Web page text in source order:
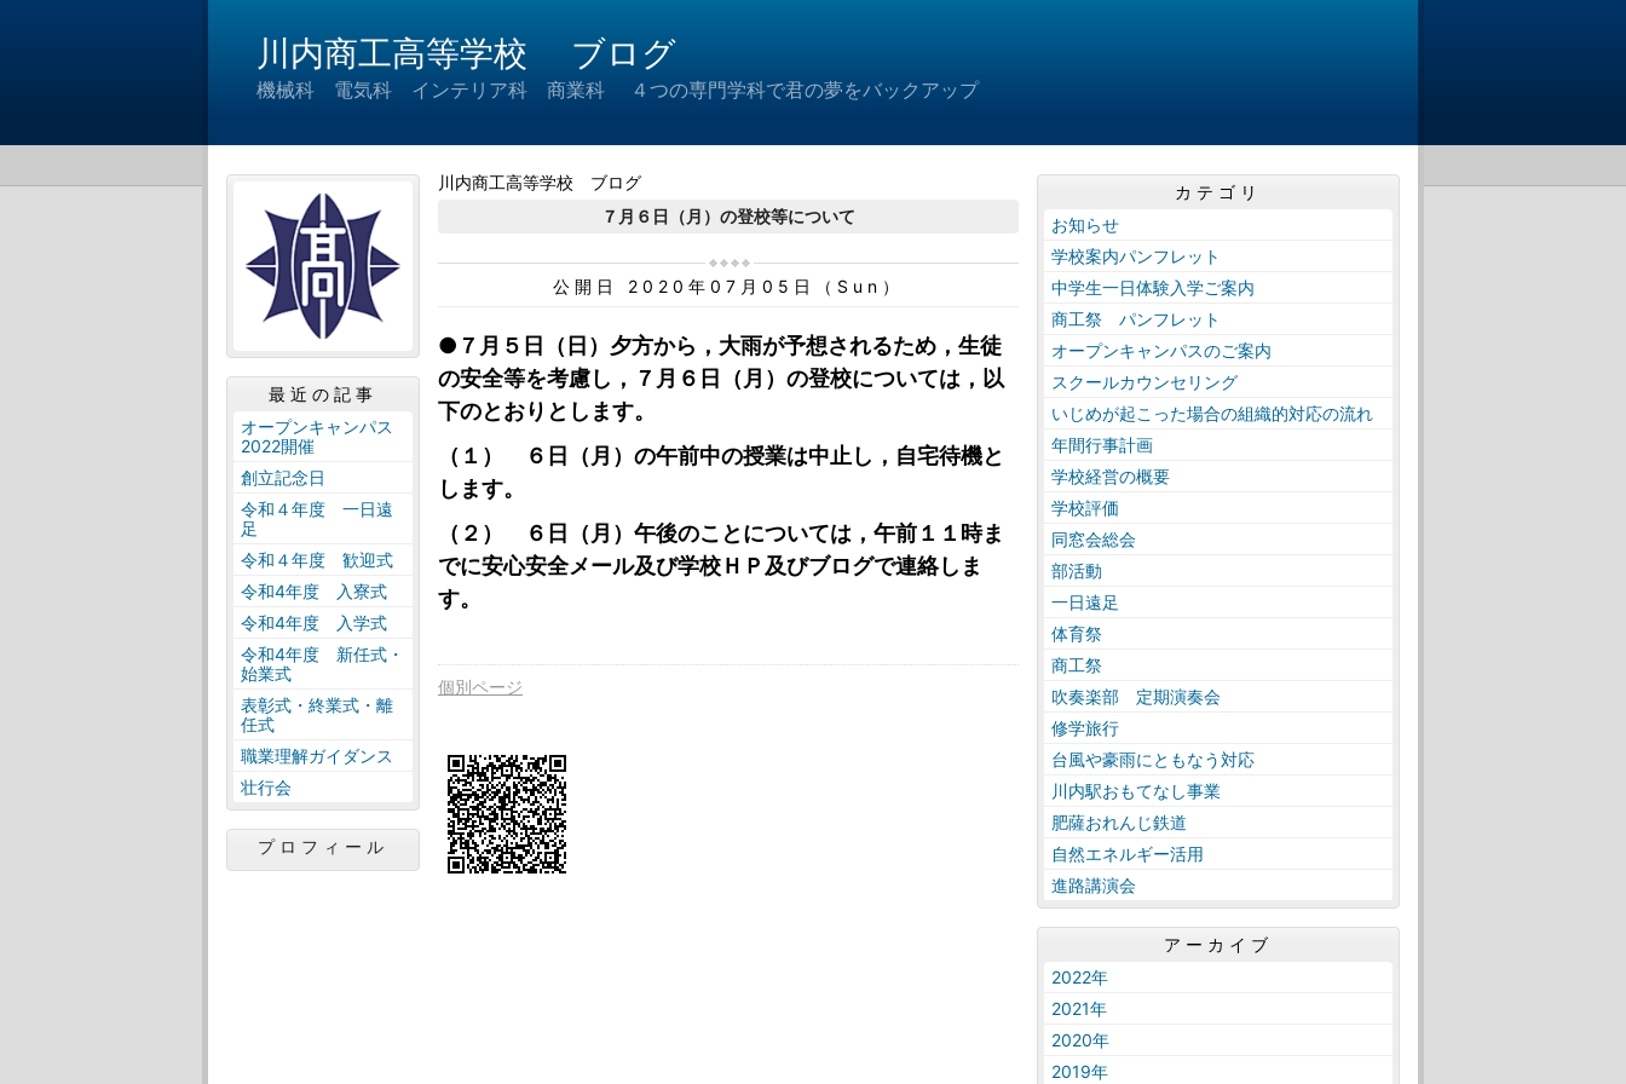
川内商工高等学校 ブログ
機械科 電気科 インテリア科 商業科 ４つの専門学科で君の夢をバックアップ
川内商工高等学校 ブログ
７月６日（月）の登校等について
公開日 2020年07月05日（Sun）
●７月５日（日）夕方から，大雨が予想されるため，生徒
の安全等を考慮し，７月６日（月）の登校については，以
下のとおりとします。
（１） ６日（月）の午前中の授業は中止し，自宅待機と
します。
（２） ６日（月）午後のことについては，午前１１時ま
でに安心安全メール及び学校ＨＰ及びブログで連絡しま
す。
個別ページ
最近の記事
オープンキャンパス
2022開催
創立記念日
令和４年度 一日遠
足
令和４年度 歓迎式
令和4年度 入寮式
令和4年度 入学式
令和4年度 新任式・
始業式
表彰式・終業式・離
任式
職業理解ガイダンス
壮行会
プロフィール
カテゴリ
お知らせ
学校案内パンフレット
中学生一日体験入学ご案内
商工祭 パンフレット
オープンキャンパスのご案内
スクールカウンセリング
いじめが起こった場合の組織的対応の流れ
年間行事計画
学校経営の概要
学校評価
同窓会総会
部活動
一日遠足
体育祭
商工祭
吹奏楽部 定期演奏会
修学旅行
台風や豪雨にともなう対応
川内駅おもてなし事業
肥薩おれんじ鉄道
自然エネルギー活用
進路講演会
アーカイブ
2022年
2021年
2020年
2019年